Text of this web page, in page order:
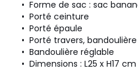
• Forme de sac : sac
• Porté ceinture
• Porté épaule
• Porté travers,
• Bandoulière réglable
• Dimensions : L25 x H17 cm